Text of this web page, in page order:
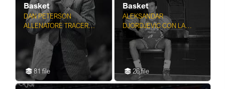
Basket
DAN PETERSON
ALLENATORE TRACER
MILANO MILANO
NELL'ANNO 1986-1987
81 file
Basket
ALEKSANDAR
DJORDJEVIC CON LA
MAGLIA DELLA PHILIPS
MILANO BASKET
NELL'ANNO 1992-1993
26 file